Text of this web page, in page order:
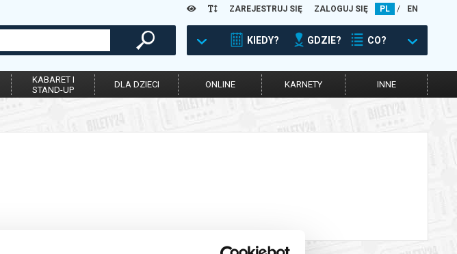
ZAREJESTRUJ SIĘ ZALOGUJ SIĘ PL / EN
KIEDY? GDZIE? CO?
KABARET I
STAND-UP
DLA DZIECI ONLINE KARNETY INNE